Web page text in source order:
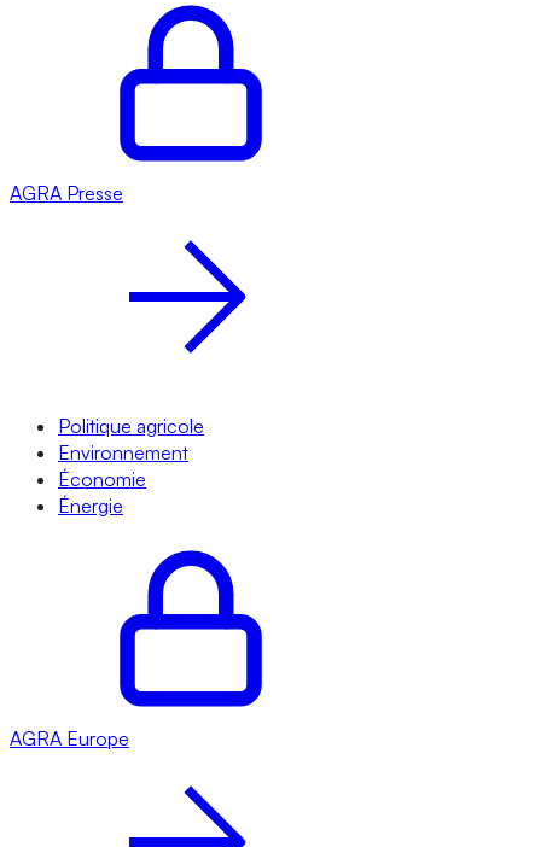
AGRA Presse
Politique agricole
Environnement
Économie
Énergie
AGRA Europe